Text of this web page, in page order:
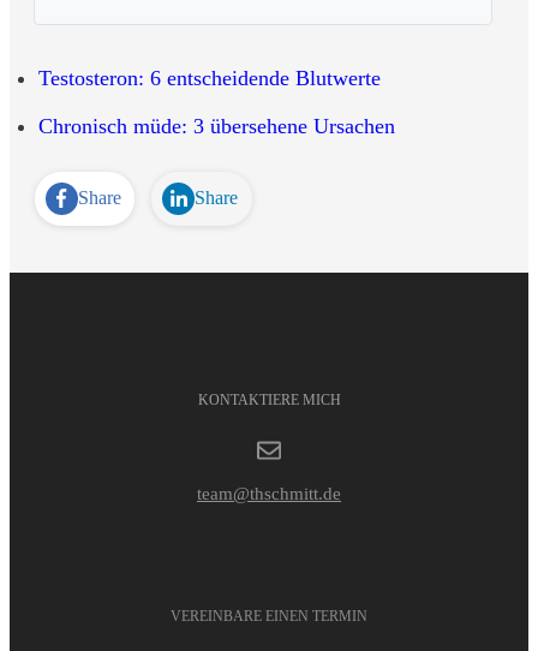
Testosteron: 6 entscheidende Blutwerte
Chronisch müde: 3 übersehene Ursachen
Share Share
KONTAKTIERE MICH
team@thschmitt.de
VEREINBARE EINEN TERMIN